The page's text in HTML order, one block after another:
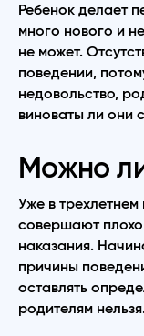
Ребенок делает
много нового и
не может.
поведении,
недовольство,
виноваты ли они
Можно
Уже в
совершают
наказания.
причины
оставлять
родителям